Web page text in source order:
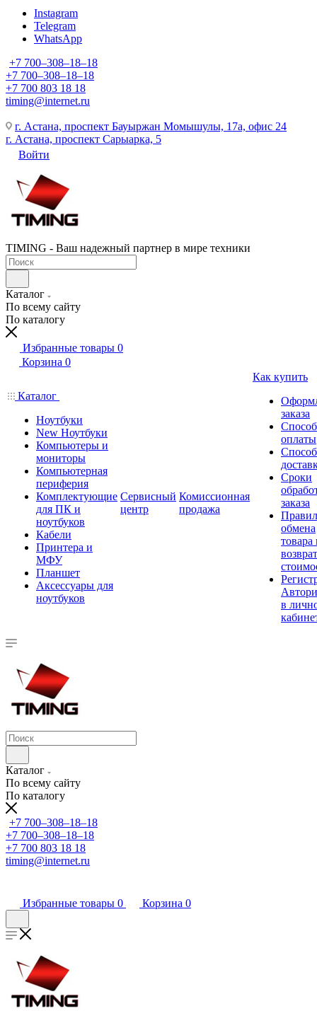
Instagram
Telegram
WhatsApp
+7 700‒308‒18‒18
+7 700‒308‒18‒18
+7 700 803 18 18
timing@internet.ru
г. Астана, проспект Бауыржан Момышулы, 17а, офис 24
г. Астана, проспект Сарыарка, 5
Войти
TIMING - Ваш надежный партнер в мире техники
Каталог
По всему сайту
По каталогу
Избранные товары 0
Корзина 0
Каталог
Ноутбуки
New Ноутбуки
Компьютеры и
мониторы
Компьютерная
периферия
Комплектующие
для ПК и
ноутбуков
Кабели
Принтера и
МФУ
Планшет
Аксессуары для
ноутбуков
Сервисный
центр
Комиссионная
продажа
Как купить
заказа
оплаты
Сроки
заказа
обмена
товара
в
Каталог
По всему сайту
По каталогу
+7 700‒308‒18‒18
+7 700‒308‒18‒18
+7 700 803 18 18
timing@internet.ru
Избранные товары 0 Корзина 0